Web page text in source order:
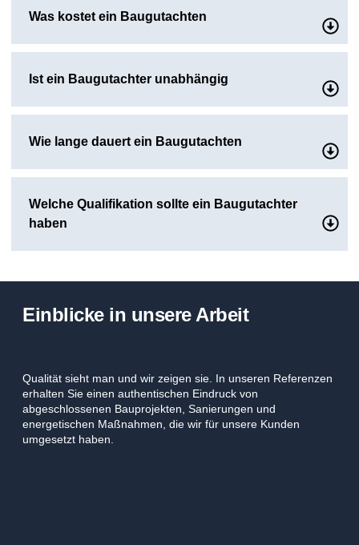
Was kostet ein Baugutachten
Ist ein Baugutachter unabhängig
Wie lange dauert ein Baugutachten
Welche Qualifikation sollte ein Baugutachter
haben
Einblicke in unsere Arbeit
Qualität sieht man und wir zeigen sie. In unseren Referenzen
erhalten Sie einen authentischen Eindruck von
abgeschlossenen Bauprojekten, Sanierungen und
energetischen Maßnahmen, die wir für unsere Kunden
umgesetzt haben.